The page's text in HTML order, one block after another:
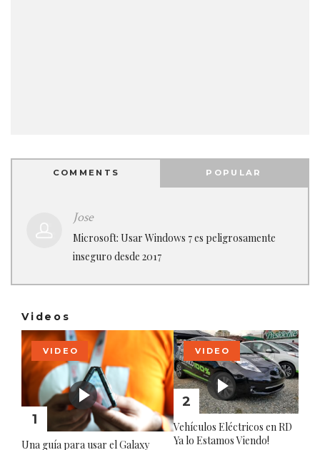
COMMENTS POPULAR
Jose
Microsoft: Usar Windows 7 es peligrosamente
inseguro desde 2017
Videos
1
VIDEO
Una guía para usar el Galaxy
2
VIDEO
Vehículos Eléctricos en RD
Ya lo Estamos Viendo!